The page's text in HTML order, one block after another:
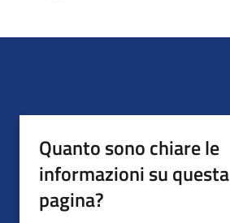
Quanto sono chiare le
informazioni su questa
pagina?